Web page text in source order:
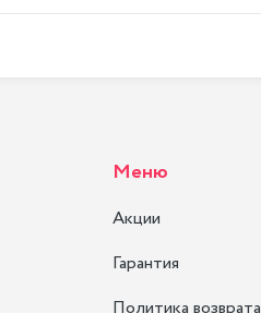
Меню
Акции
Гарантия